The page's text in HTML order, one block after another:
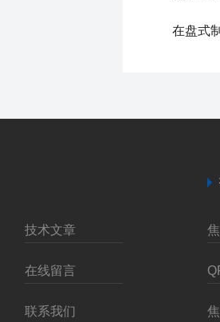
在盘式
技术文章
在线留言
联系我们